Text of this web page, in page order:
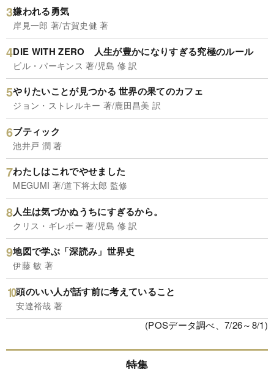
嫌われる勇気
岸見一郎 著/古賀史健 著
DIE WITH ZERO 人生が豊かになりすぎる究極のルール
ビル・パーキンス 著/児島 修 訳
やりたいことが見つかる 世界の果てのカフェ
ジョン・ストレルキー 著/鹿田昌美 訳
ブティック
池井戸 潤 著
わたしはこれでやせました
MEGUMI 著/道下将太郎 監修
人生は気づかぬうちにすぎるから。
クリス・ギレボー 著/児島 修 訳
地図で学ぶ「深読み」世界史
伊藤 敏 著
頭のいい人が話す前に考えていること
安達裕哉 著
(POSデータ調べ、7/26～8/1)
特集